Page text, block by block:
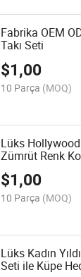
Fabrika OEM
Takı Seti
$1,00
10 Parça (MOQ)
Lüks Hollywood
Zümrüt Renk
$1,00
10 Parça (MOQ)
Lüks Kadın
Seti ile Küpe